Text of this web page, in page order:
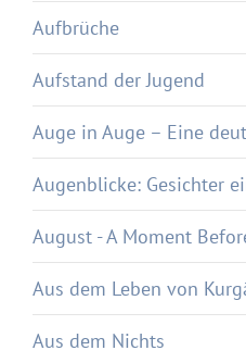
Aufbrüche
Aufstand der Jugend
Auge in Auge – Eine
Augenblicke: Gesichter
August - A Moment
Aus dem Leben von
Aus dem Nichts